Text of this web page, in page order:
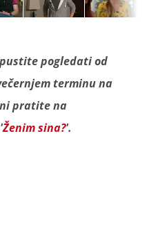
pogledati od
terminu na
pratite na
Ženim sina?'.